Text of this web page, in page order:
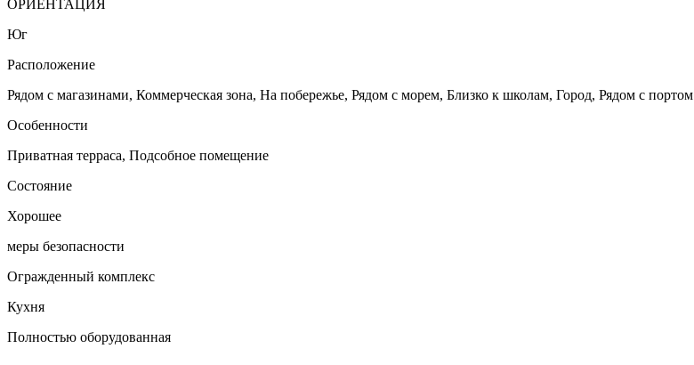
ОРИЕНТАЦИЯ
Юг
Расположение
Рядом с магазинами, Коммерческая зона, На побережье, Рядом с морем, Близко к школам, Город, Рядом с портом
Особенности
Приватная терраса, Подсобное помещение
Состояние
Хорошее
меры безопасности
Огражденный комплекс
Кухня
Полностью оборудованная